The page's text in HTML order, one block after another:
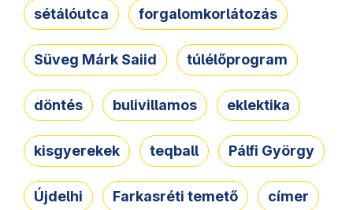
sétálóutca forgalomkorlátozás
Süveg Márk Saiid túlélőprogram
döntés bulivillamos eklektika
kisgyerekek teqball Pálfi György
Újdelhi Farkasréti temető címer